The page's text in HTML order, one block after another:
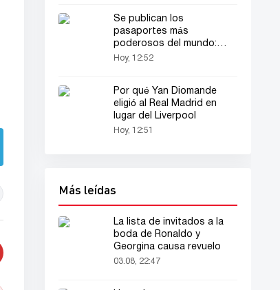
Se publican los
pasaportes más
poderosos del mundo:
Nuevo ranking global
Hoy, 12:52
Por qué Yan Diomande
eligió al Real Madrid en
lugar del Liverpool
Hoy, 12:51
Más leídas
La lista de invitados a la
boda de Ronaldo y
Georgina causa revuelo
03.08, 22:47